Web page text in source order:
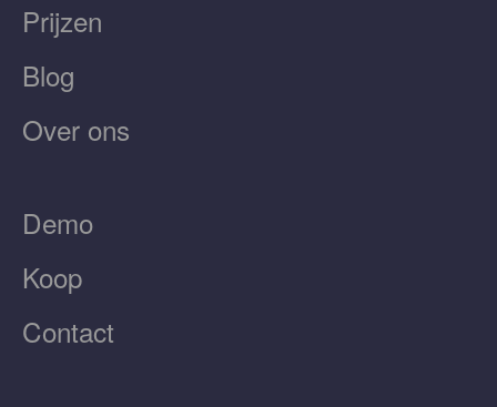
Prijzen
Blog
Over ons
Demo
Koop
Contact